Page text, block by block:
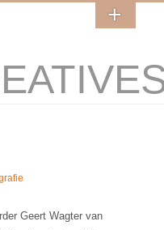
Geert Wagter van